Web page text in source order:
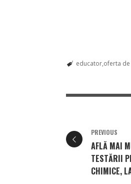
educator oferta
PREVIOUS
AFLĂ MAI
TESTĂRII
CHIMICE,